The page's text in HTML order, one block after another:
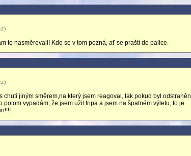
to nasměrovali! Kdo se v tom pozná, ať se praští do palice.
jiným směrem,na který jsem reagoval, tak pokud byl odstraněn
vypadám, že jsem užil tripa a jsem na špatném výletu, to je